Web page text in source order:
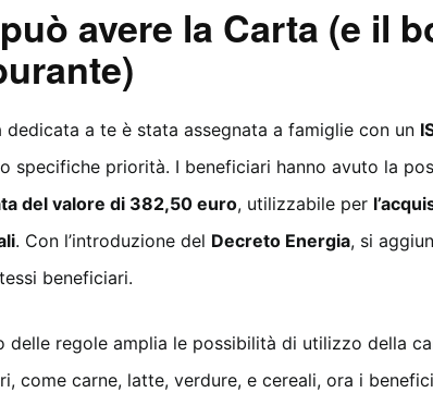
avere la Carta (e il
dedicata a te è stata assegnata a famiglie con un
specifiche priorità. I beneficiari hanno avuto la
del valore di 382,50 euro, utilizzabile per
. Con l’introduzione del Decreto Energia, si
beneficiari.
delle regole amplia le possibilità di utilizzo della
come carne, latte, verdure, e cereali, ora i